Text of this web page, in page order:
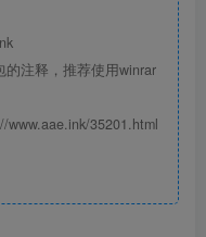
注释，推荐使用winrar
35201.html